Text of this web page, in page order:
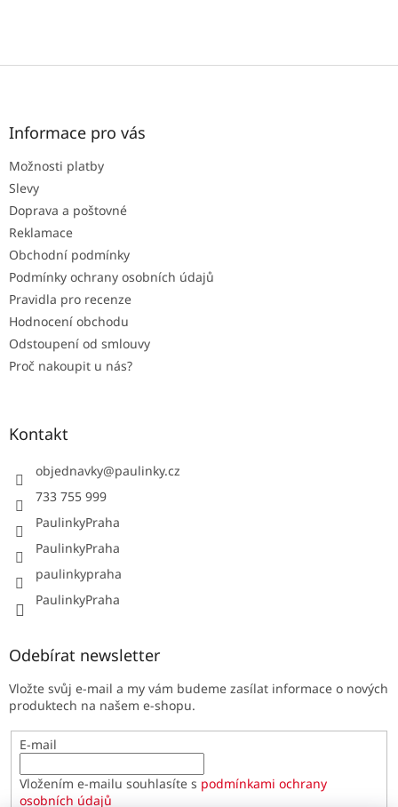
Z
Informace pro vás
Možnosti platby
Slevy
Doprava a poštovné
Reklamace
Obchodní podmínky
Podmínky ochrany osobních údajů
Pravidla pro recenze
Hodnocení obchodu
Odstoupení od smlouvy
Proč nakoupit u nás?
Kontakt
objednavky@paulinky.cz
733 755 999
PaulinkyPraha
PaulinkyPraha
paulinkypraha
PaulinkyPraha
Odebírat newsletter
Vložte svůj e-mail a my vám budeme zasílat informace o nových
produktech na našem e-shopu.
E-mail
Vložením e-mailu souhlasíte s podmínkami ochrany
osobních údajů